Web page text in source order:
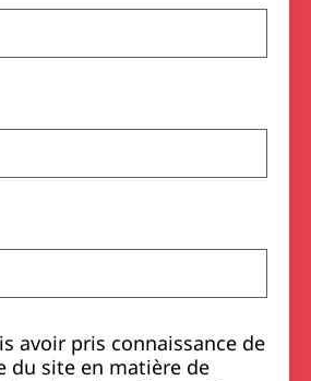
avoir pris connaissance de
du site en matière de